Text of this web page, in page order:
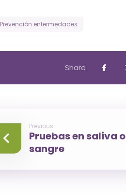
Prevención enfermedades
Previous
Pruebas en saliva o
sangre